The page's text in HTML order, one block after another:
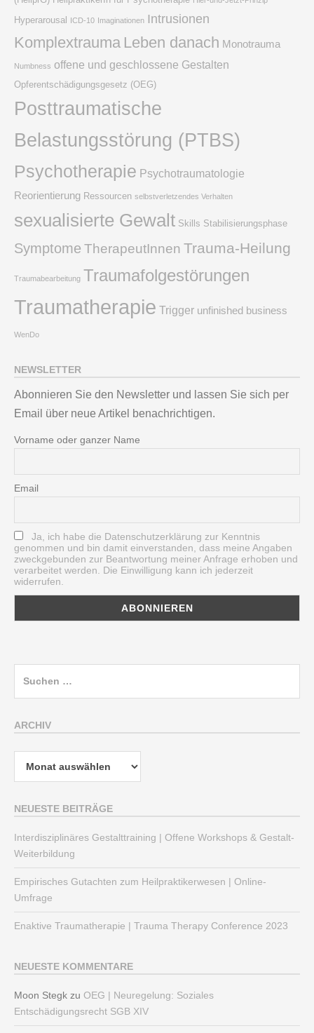
Hyperarousal ICD-10 Imaginationen Intrusionen
Komplextrauma Leben danach Monotrauma
Numbness offene und geschlossene Gestalten
Opferentschädigungsgesetz (OEG)
Posttraumatische
Belastungsstörung (PTBS)
Psychotherapie Psychotraumatologie
Reorientierung Ressourcen selbstverletzendes Verhalten
sexualisierte Gewalt Skills Stabilisierungsphase
Symptome TherapeutInnen Trauma-Heilung
Traumabearbeitung Traumafolgestörungen
Traumatherapie Trigger unfinished business
WenDo
NEWSLETTER
Abonnieren Sie den Newsletter und lassen Sie sich per
Email über neue Artikel benachrichtigen.
Vorname oder ganzer Name
Email
Ja, ich habe die Datenschutzerklärung zur Kenntnis
genommen und bin damit einverstanden, dass meine Angaben
zweckgebunden zur Beantwortung meiner Anfrage erhoben und
verarbeitet werden. Die Einwilligung kann ich jederzeit
widerrufen.
ARCHIV
Archiv
NEUESTE BEITRÄGE
Interdisziplinäres Gestalttraining | Offene Workshops & Gestalt-
Weiterbildung
Empirisches Gutachten zum Heilpraktikerwesen | Online-
Umfrage
Enaktive Traumatherapie | Trauma Therapy Conference 2023
NEUESTE KOMMENTARE
Moon Stegk zu OEG | Neuregelung: Soziales
Entschädigungsrecht SGB XIV